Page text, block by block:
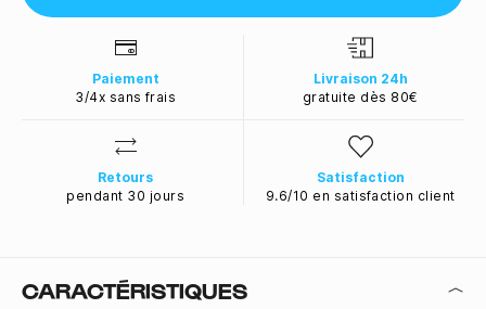
Paiement
3/4x sans frais
Livraison 24h
gratuite dès 80€
Retours
pendant 30 jours
Satisfaction
9.6/10 en satisfaction client
CARACTÉRISTIQUES